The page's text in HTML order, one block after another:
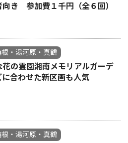
き 参加費１千円（全６回）
・湯河原・真鶴
花の霊園湘南メモリアルガーデ
合わせた新区画も人気
・湯河原・真鶴